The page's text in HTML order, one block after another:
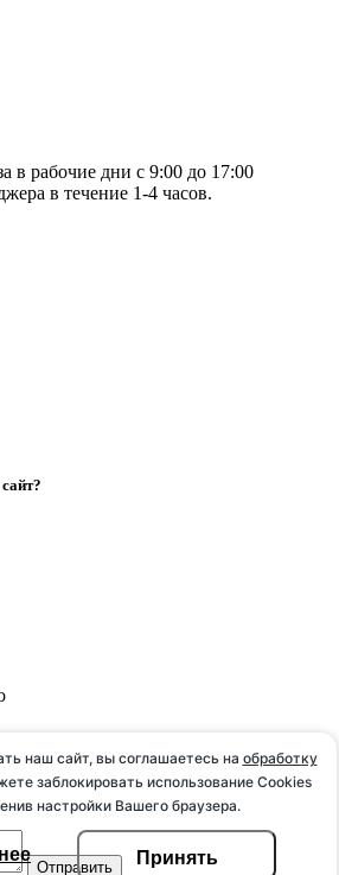
наш сайт, вы соглашаетесь на обработку
заблокировать использование Cookies
настройки Вашего браузера.
Принять
в рабочие дни с 9:00 до 17:00
в течение 1-4 часов.
напишите нам об этом!
напишите нам об этом!
улучшить на сайте?
улучшить на сайте?
вам понравилось больше всего?
Отправить